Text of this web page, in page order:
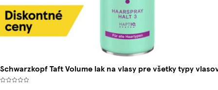
Schwarzkopf Taft Volume lak na vlasy pre všetky typy